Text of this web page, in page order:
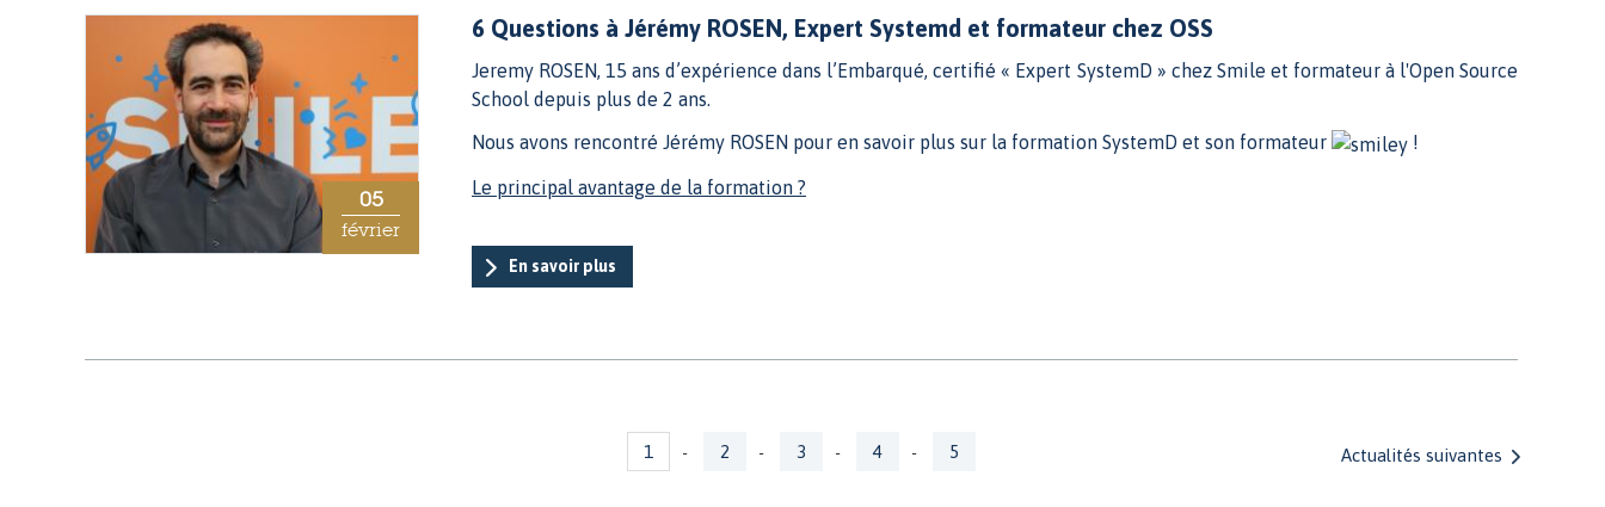
05
février
6 Questions à Jérémy ROSEN, Expert Systemd et formateur chez OSS
Jeremy ROSEN, 15 ans d’expérience dans l’Embarqué, certifié « Expert SystemD » chez Smile et formateur à l'Open Source
School depuis plus de 2 ans.
Nous avons rencontré Jérémy ROSEN pour en savoir plus sur la formation SystemD et son formateur
!
Le principal avantage de la formation ?
En savoir plus
Actualités suivantes
1 - 2 - 3 - 4 - 5